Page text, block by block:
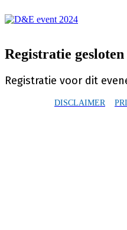
Registratie gesloten
Registratie voor dit
DISCLAIMER